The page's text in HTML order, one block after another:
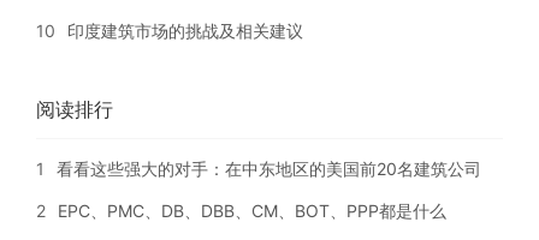
10 印度建筑市场的挑战及相关建议
阅读排行
1 看看这些强大的对手：在中东地区的美国前20名建筑公司
2 EPC、PMC、DB、DBB、CM、BOT、PPP都是什么